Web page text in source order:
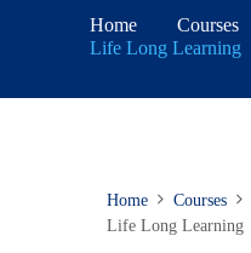
Home Courses
Life Long Learning
CONTACTS
LOGIN
Home Courses
Life Long Learning